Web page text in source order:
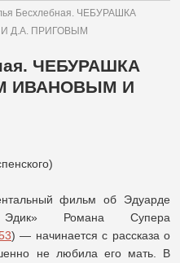
Бесхлебная. ЧЕБУРАШКА
Д.А. ПРИГОВЫМ
ЧЕБУРАШКА
ИВАНОВЫМ И
фильм об Эдуарде
Романа Супера
) — начинается с рассказа о
не любила его мать. В